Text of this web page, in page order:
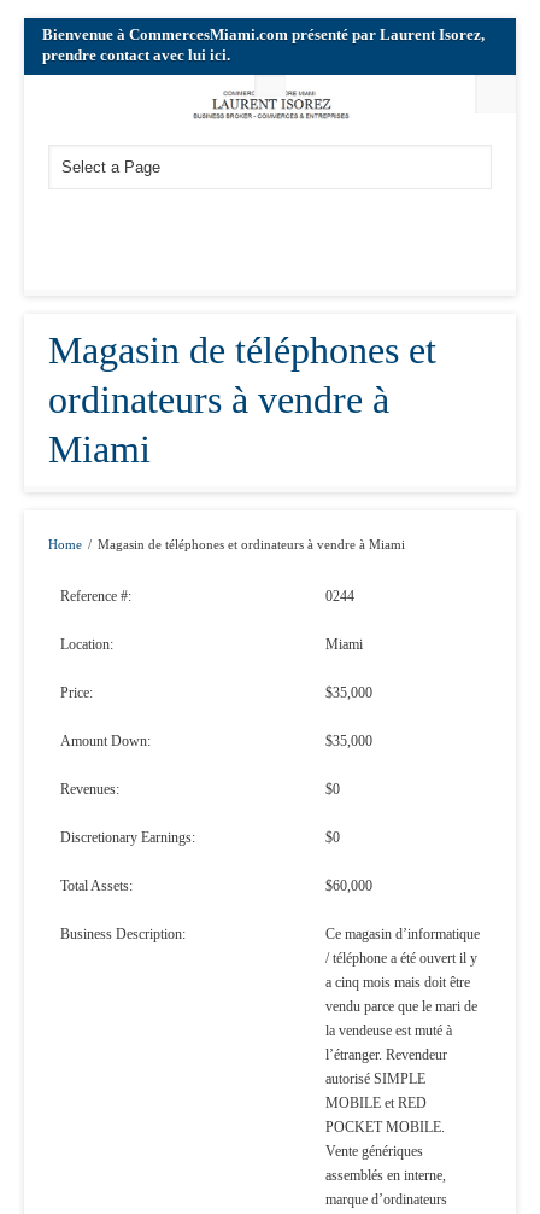
Bienvenue à CommercesMiami.com présenté par Laurent Isorez,
prendre contact avec lui ici.
Magasin de téléphones et
ordinateurs à vendre à
Miami
Home / Magasin de téléphones et ordinateurs à vendre à Miami
Reference #: 0244
Location: Miami
Price: $35,000
Amount Down: $35,000
Revenues: $0
Discretionary Earnings: $0
Total Assets: $60,000
Business Description:
Ce magasin d’informatique
/ téléphone a été ouvert il y
a cinq mois mais doit être
vendu parce que le mari de
la vendeuse est muté à
l’étranger. Revendeur
autorisé SIMPLE
MOBILE et RED
POCKET MOBILE.
Vente génériques
assemblés en interne,
marque d’ordinateurs